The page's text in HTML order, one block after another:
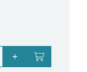
+